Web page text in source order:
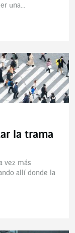
una...
la trama
vez más
allí donde la